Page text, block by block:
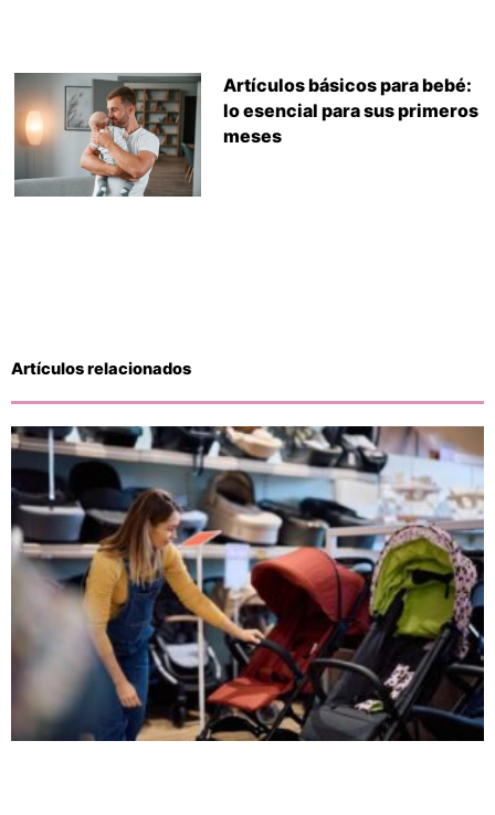
Artículos básicos para bebé:
lo esencial para sus primeros
meses
Artículos relacionados